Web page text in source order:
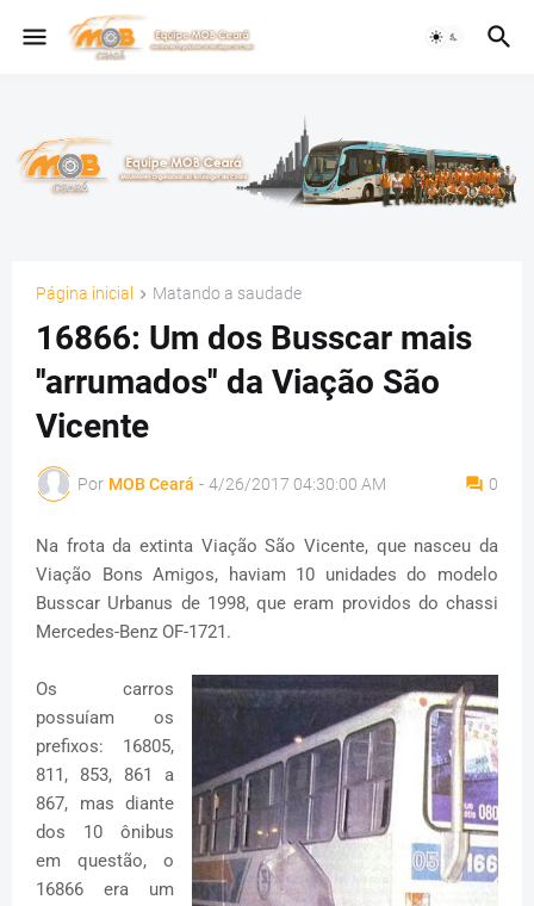
Página inicial Matando a saudade
16866: Um dos Busscar mais
''arrumados'' da Viação São
Vicente
Por MOB Ceará - 4/26/2017 04:30:00 AM 0
Na frota da extinta Viação São Vicente, que nasceu da
Viação Bons Amigos, haviam 10 unidades do modelo
Busscar Urbanus de 1998, que eram providos do chassi
Mercedes-Benz OF-1721.
Os carros
possuíam os
prefixos: 16805,
811, 853, 861 a
867, mas diante
dos 10 ônibus
em questão, o
16866 era um